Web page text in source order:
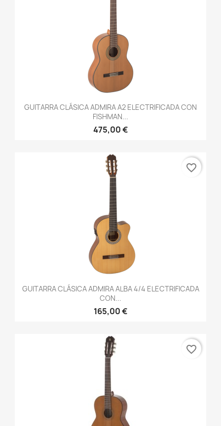
GUITARRA CLÁSICA ADMIRA A2 ELECTRIFICADA CON
FISHMAN...
475,00 €
GUITARRA CLÁSICA ADMIRA ALBA 4/4 ELECTRIFICADA
CON...
165,00 €
favorite_border
favorite_border